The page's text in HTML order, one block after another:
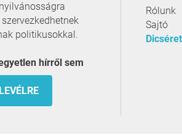
politikusokkal.
hírről sem
Rólunk
Sajtó